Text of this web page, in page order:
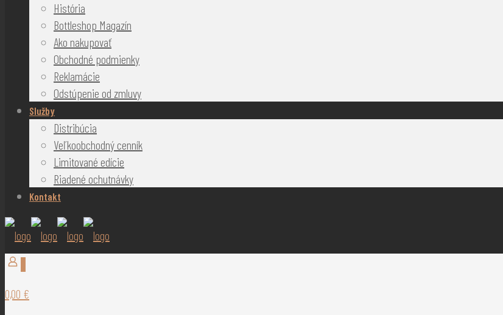
História
Bottleshop Magazín
Ako nakupovať
Obchodné podmienky
Reklamácie
Odstúpenie od zmluvy
Služby
Distribúcia
Veľkoobchodný cenník
Limitované edície
Riadené ochutnávky
Kontakt
0,00 €